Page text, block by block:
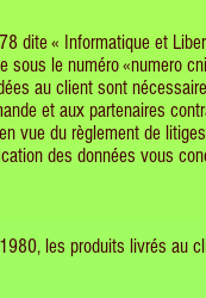
dite « Informatique et
sous le numéro «numero
au client sont
et aux partenaires
vue du règlement de
des données vous
les produits livrés au